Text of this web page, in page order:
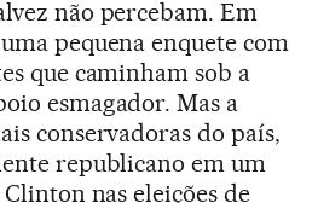
não percebam. Em
pequena enquete com
que caminham sob a
esmagador. Mas a
conservadoras do país,
republicano em um
nas eleições de